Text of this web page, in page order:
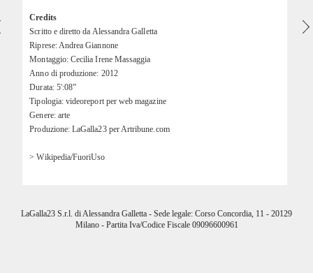
Credits
Scritto e diretto da Alessandra Galletta
Riprese: Andrea Giannone
Montaggio: Cecilia Irene Massaggia
Anno di produzione: 2012
Durata: 5':08”
Tipologia: videoreport per web magazine
Genere: arte
Produzione: LaGalla23 per Artribune.com
> Wikipedia/FuoriUso
LaGalla23 S.r.l. di Alessandra Galletta - Sede legale: Corso Concordia, 11 - 20129
Milano - Partita Iva/Codice Fiscale 09096600961